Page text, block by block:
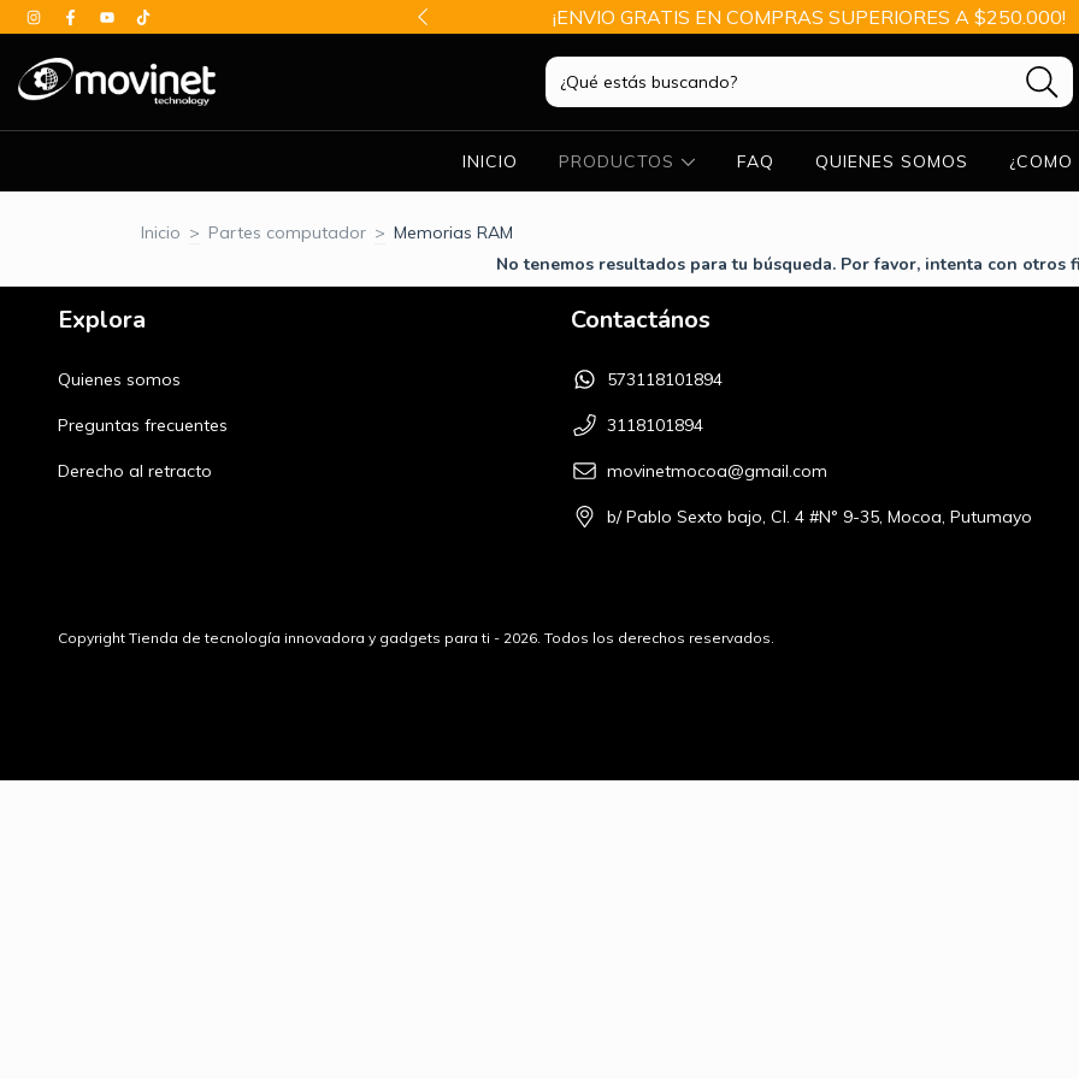
ESPECIALES ¡ENVIO GRATIS EN COMPRAS SUPERIORES A $250.000!
INICIO PRODUCTOS FAQ QUIENES SOMOS ¿COMO
Inicio > Partes computador > Memorias RAM
No tenemos resultados para tu búsqueda. Por favor, intenta con otros
Explora
Quienes somos
Preguntas frecuentes
Derecho al retracto
Contactános
573118101894
3118101894
movinetmocoa@gmail.com
b/ Pablo Sexto bajo, Cl. 4 #N° 9-35, Mocoa, Putumayo
Copyright Tienda de tecnología innovadora y gadgets para ti - 2026. Todos los derechos reservados.